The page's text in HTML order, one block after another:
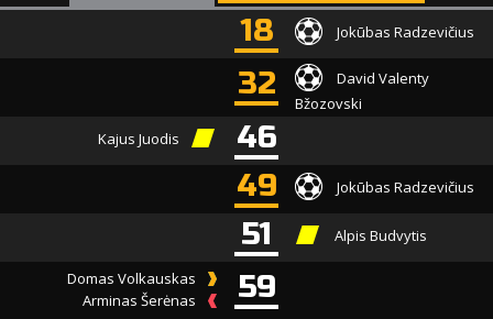
18 Jokūbas Radzevičius
32
David Valenty
Bžozovski
Kajus Juodis
46
49
Jokūbas Radzevičius
51 Alpis Budvytis
Domas Volkauskas
Arminas Šerėnas
59